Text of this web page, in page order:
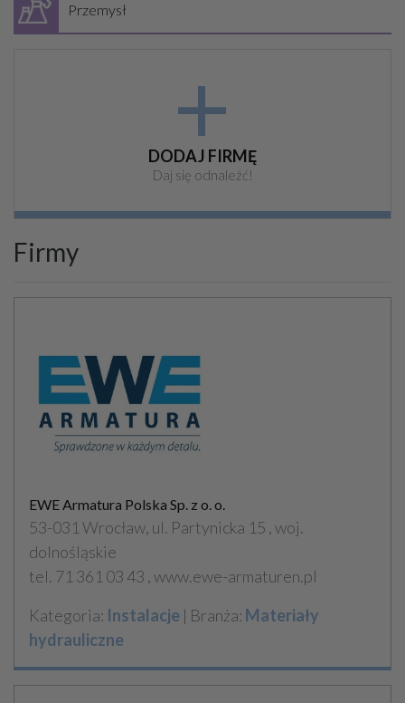
Przemysł
+
DODAJ FIRMĘ
Daj się odnaleźć!
Firmy
EWE Armatura Polska Sp. z o. o.
53-031 Wrocław, ul. Partynicka 15 , woj.
dolnośląskie
tel. 71 361 03 43 , www.ewe-armaturen.pl
Kategoria: Instalacje | Branża: Materiały
hydrauliczne